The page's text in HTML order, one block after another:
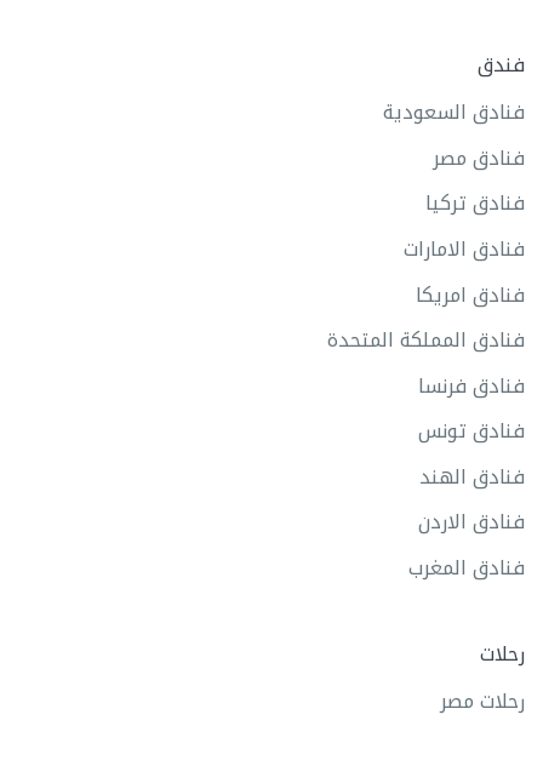
فندق
فنادق السعودية
فنادق مصر
فنادق تركيا
فنادق الامارات
فنادق امريكا
فنادق المملكة المتحدة
فنادق فرنسا
فنادق تونس
فنادق الهند
فنادق الاردن
فنادق المغرب
رحلات
رحلات مصر